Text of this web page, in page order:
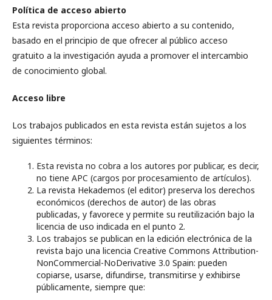
Política de acceso abierto
Esta revista proporciona acceso abierto a su contenido,
basado en el principio de que ofrecer al público acceso
gratuito a la investigación ayuda a promover el intercambio
de conocimiento global.
Acceso libre
Los trabajos publicados en esta revista están sujetos a los
siguientes términos:
Esta revista no cobra a los autores por publicar, es decir,
no tiene APC (cargos por procesamiento de artículos).
La revista Hekademos (el editor) preserva los derechos
económicos (derechos de autor) de las obras
publicadas, y favorece y permite su reutilización bajo la
licencia de uso indicada en el punto 2.
Los trabajos se publican en la edición electrónica de la
revista bajo una licencia Creative Commons Attribution-
NonCommercial-NoDerivative 3.0 Spain: pueden
copiarse, usarse, difundirse, transmitirse y exhibirse
públicamente, siempre que: